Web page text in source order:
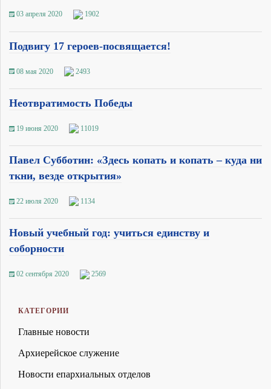
03 апреля 2020 1902
Подвигу 17 героев-посвящается!
08 мая 2020 2493
Неотвратимость Победы
19 июня 2020 11019
Павел Субботин: «Здесь копать и копать – куда ни
ткни, везде открытия»
22 июля 2020 1134
Новый учебный год: учиться единству и
соборности
02 сентября 2020 2569
КАТЕГОРИИ
Главные новости
Архиерейское служение
Новости епархиальных отделов